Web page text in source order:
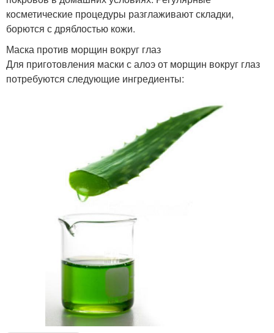
косметические процедуры разглаживают складки,
борются с дряблостью кожи.
Маска против морщин вокруг глаз
Для приготовления маски с алоэ от морщин вокруг глаз
потребуются следующие ингредиенты: